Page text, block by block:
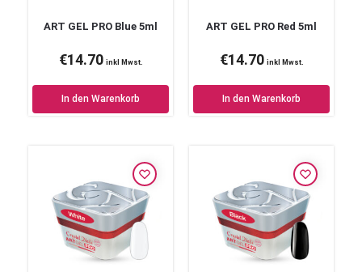
ART GEL PRO Blue 5ml
€14.70 inkl Mwst.
In den Warenkorb
ART GEL PRO Red 5ml
€14.70 inkl Mwst.
In den Warenkorb